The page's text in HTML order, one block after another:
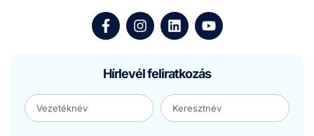
Hírlevél feliratkozás